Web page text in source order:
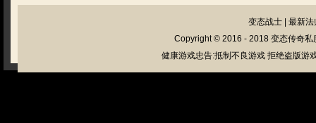
变态战士
最新法
Copyright © 2016 - 2018 变态传奇私
健康游戏忠告:抵制不良游戏 拒绝盗版游